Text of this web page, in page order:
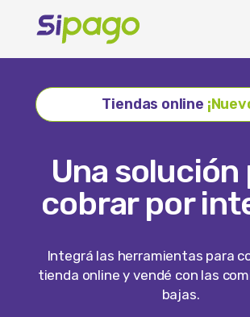
Tiendas online
Una solución
cobrar por
Integrá las herramientas para
tienda online y vendé con las
bajas.